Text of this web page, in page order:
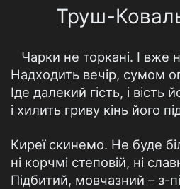
Труш-
Чарки не торкані. І вже
Надходить вечір, сумом
Іде далекий гість, і вість
і хилить гриву кінь його
Киреї скинемо. Не буде
ні корчмі степовій, ні
Підбитий, мовчазний – з-